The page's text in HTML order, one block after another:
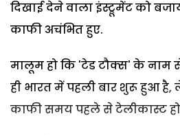
दिखाई देने वाला इंस्ट्रूमेंट को
काफी अचंभित हुए.
मालूम हो कि 'टेड टौक्स' के नाम
ही भारत में पहली बार शुरू हुआ
काफी समय पहले से टेलीकास्ट हो